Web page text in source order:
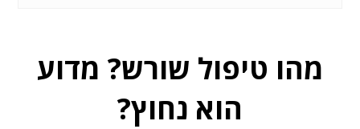
מהו טיפול שורש? מדוע
הוא נחוץ?